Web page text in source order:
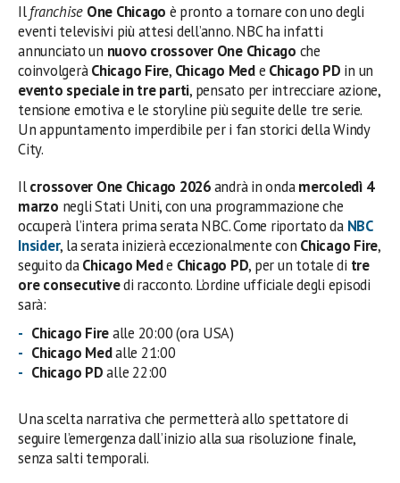
Ilfranchise One Chicago è pronto a tornare con uno degli
eventi televisivi più attesi dell’anno. NBC ha infatti
annunciato un nuovo crossover One Chicago che
coinvolgeràChicago Fire, Chicago Mede Chicago PD in un
evento speciale in tre parti, pensato per intrecciare azione,
tensione emotiva e le storyline più seguite delle tre serie.
Un appuntamento imperdibile per i fan storici della Windy
City.
Ilcrossover One Chicago 2026andrà in ondamercoledì 4
marzo negli Stati Uniti, con una programmazione che
occuperà l’intera prima serata NBC. Come riportato da NBC
Insider, la serata inizierà eccezionalmente con Chicago Fire,
seguito daChicago Mede Chicago PD, per un totale di tre
ore consecutivedi racconto. L’ordine ufficiale degli episodi
sarà:
Chicago Firealle 20:00 (ora USA)
Chicago Medalle 21:00
Chicago PDalle 22:00
Una scelta narrativa che permetterà allo spettatore di
seguire l’emergenza dall’inizio alla sua risoluzione finale,
senza salti temporali.